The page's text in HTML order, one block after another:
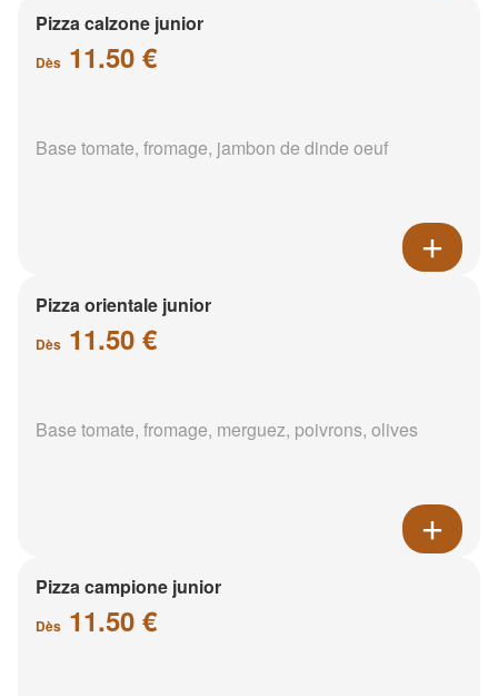
Pizza calzone junior
Dès 11.50 €
Base tomate, fromage, jambon de dinde oeuf
Pizza orientale junior
Dès 11.50 €
Base tomate, fromage, merguez, poivrons, olives
Pizza campione junior
Dès 11.50 €